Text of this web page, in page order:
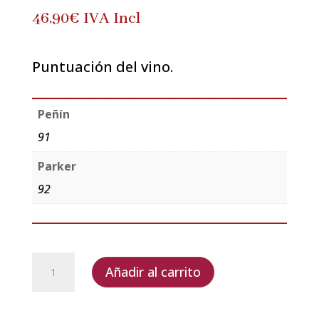
46,90€ IVA Incl
Puntuación del vino.
Peñín
91
Parker
92
Añadir al carrito